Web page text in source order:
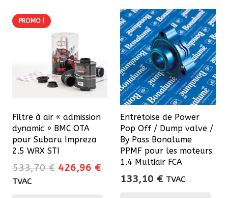
PROMO !
Filtre à air « admission
dynamic » BMC OTA
pour Subaru Impreza
2.5 WRX STI
533,70€ Le
426,96 €Le
TVAC
Entretoise de Power
Pop Off / Dump valve /
By Pass Bonalume
PPMF pour les moteurs
1.4 Multiair FCA
133,10 € TVAC